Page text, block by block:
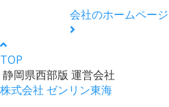
会社のホームペー
TOP
静岡県西部版 運営会社
株式会社 ゼンリン東海